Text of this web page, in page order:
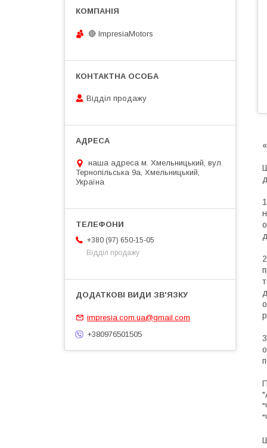
🔴 ImpresiaMotors
Відділ продажу
наша адреса м. Хмельницький, вул.
Тернопільська 9а, Хмельницький,
Україна
+380 (97) 650-15-05
Відділ продажу
impresia.com.ua@gmail.com
+380976501505